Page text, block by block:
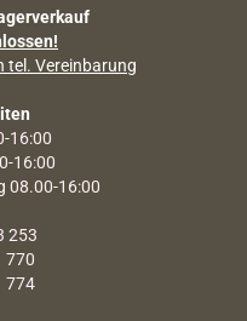
tel. Vereinbarung
16:00
16:00
08.00-16:00
253
770
774